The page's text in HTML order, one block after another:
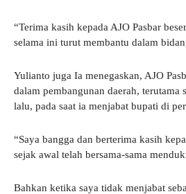
“Terima kasih kepada AJO Pasbar
selama ini turut membantu dalam
Yulianto juga Ia menegaskan, AJO
dalam pembangunan daerah, terutama
lalu, pada saat ia menjabat bupati di
“Saya bangga dan berterima kasih
sejak awal telah bersama-sama
Bahkan ketika saya tidak menjabat